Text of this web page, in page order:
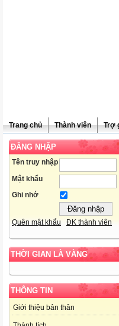
Trang chủ Thành viên Trợ
ĐĂNG NHẬP
Tên truy nhập
Mật khẩu
Ghi nhớ
Quên mật khẩu ĐK thành viên
THỜI GIAN LÀ VÀNG
THÔNG TIN
Giới thiệu bản thân